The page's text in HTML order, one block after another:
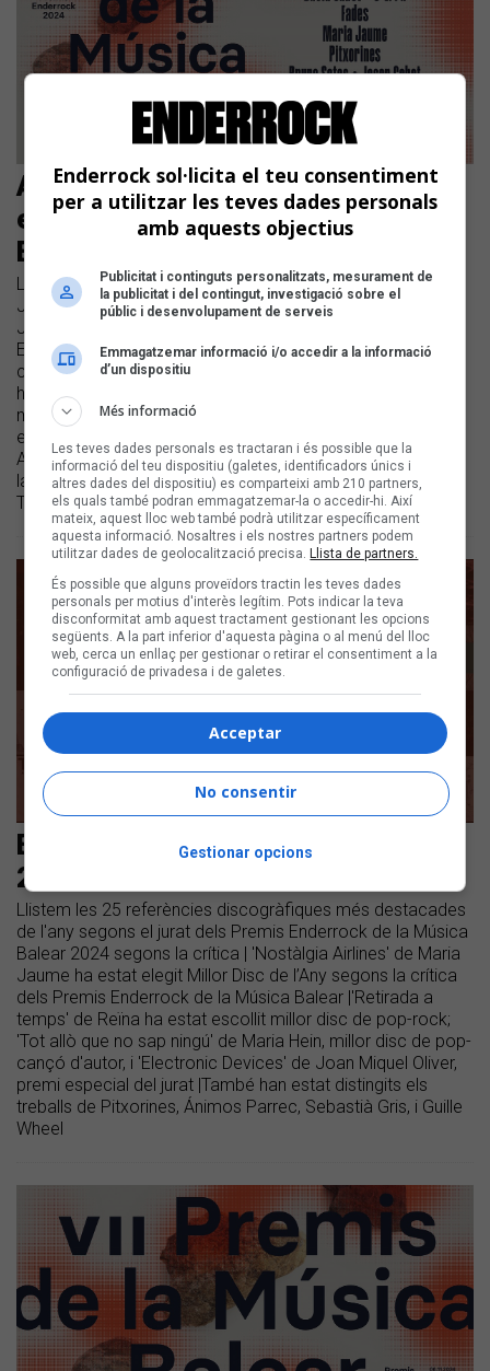
Anegats, Maria Jaume i Fades
encapçalen el cartell dels Premis
Enderrock de la Música Balear
La gala comptarà amb una desena d’actuacions de Maria
Jaume, Fades, L’arannà, Pitxorines, Tiu, Bruno Sotos amb
Josep Cabot, i David Cabot | El grup Anegats, Premi
Enderrock a la Trajectòria, presentarà una última cançó de
comiat dalt de l’escenari | Enderrock també dedicarà un
homenatge al bluesman palmesà i harmonicista Víctor Uris
mort l’abril d’aquest any | Després de l’èxit de l’any passat,
els presentadors de la gala tornaran a ser David Ordinas i
Agnès Llobet | La setena edició dels Premis Enderrock de
la Música Balear tindrà lloc el dimecres 6 de novembre al
Teatre Principal de Palma
Els 25 millors discos balears de
2024
Llistem les 25 referències discogràfiques més destacades
de l'any segons el jurat dels Premis Enderrock de la Música
Balear 2024 segons la crítica | 'Nostàlgia Airlines' de Maria
Jaume ha estat elegit Millor Disc de l’Any segons la crítica
dels Premis Enderrock de la Música Balear |'Retirada a
temps' de Reïna ha estat escollit millor disc de pop-rock;
'Tot allò que no sap ningú' de Maria Hein, millor disc de pop-
cançó d'autor, i 'Electronic Devices' de Joan Miquel Oliver,
premi especial del jurat |També han estat distingits els
treballs de Pitxorines, Ánimos Parrec, Sebastià Gris, i Guille
Wheel
Enderrock sol·licita el teu consentiment
per a utilitzar les teves dades personals
amb aquests objectius
Publicitat i continguts personalitzats, mesurament de
la publicitat i del contingut, investigació sobre el
públic i desenvolupament de serveis
Emmagatzemar informació i/o accedir a la informació
d’un dispositiu
Més informació
Les teves dades personals es tractaran i és possible que la
informació del teu dispositiu (galetes, identificadors únics i
altres dades del dispositiu) es comparteixi amb 210 partners,
els quals també podran emmagatzemar-la o accedir-hi. Així
mateix, aquest lloc web també podrà utilitzar específicament
aquesta informació. Nosaltres i els nostres partners podem
utilitzar dades de geolocalització precisa. Llista de partners.
És possible que alguns proveïdors tractin les teves dades
personals per motius d'interès legítim. Pots indicar la teva
disconformitat amb aquest tractament gestionant les opcions
següents. A la part inferior d'aquesta pàgina o al menú del lloc
web, cerca un enllaç per gestionar o retirar el consentiment a la
configuració de privadesa i de galetes.
Acceptar
No consentir
Gestionar opcions